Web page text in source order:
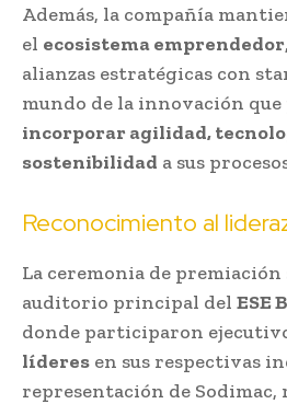
Además, la compañía
el ecosistema emprendedor
alianzas estratégicas con
mundo de la innovación
incorporar agilidad,
sostenibilidad a sus
Reconocimiento al
La ceremonia de premiación
auditorio principal del ESE
donde participaron
líderes en sus respectivas
representación de